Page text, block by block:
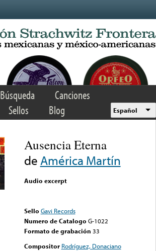
Búsqueda
Canciones
Sellos Blog Español
Ausencia Eterna
de América Martín
Audio excerpt
Sello Gavi Records
Numero de Catalogo G-1022
Formato de grabación 33
Compositor Rodríguez, Donaciano